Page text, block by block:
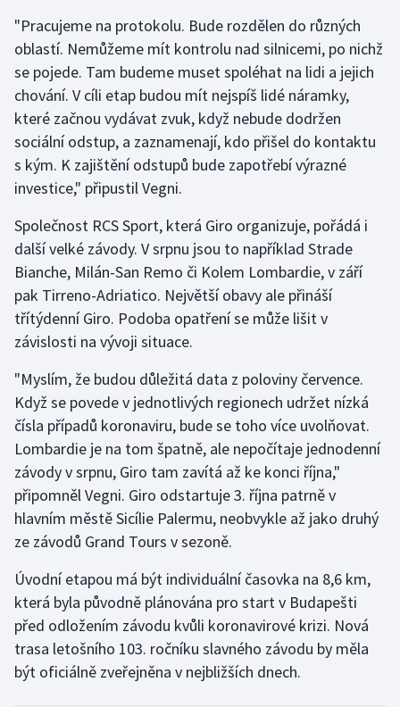
Motorsport
Olympijské hry
Parasport
Plavání
Plážový volejbal
Ragby
Rychlobruslení
Rychlostní kanoistika
Short track
Sportovní střelba
Stolní tenis
Triatlon
Veslování
Vodní slalom
Volejbal
Ostatní
"Pracujeme na protokolu. Bude rozdělen do různých
oblastí. Nemůžeme mít kontrolu nad silnicemi, po nichž
se pojede. Tam budeme muset spoléhat na lidi a jejich
chování. V cíli etap budou mít nejspíš lidé náramky,
které začnou vydávat zvuk, když nebude dodržen
sociální odstup, a zaznamenají, kdo přišel do kontaktu
s kým. K zajištění odstupů bude zapotřebí výrazné
investice," připustil Vegni.
Společnost RCS Sport, která Giro organizuje, pořádá i
další velké závody. V srpnu jsou to například Strade
Bianche, Milán-San Remo či Kolem Lombardie, v září
pak Tirreno-Adriatico. Největší obavy ale přináší
třítýdenní Giro. Podoba opatření se může lišit v
závislosti na vývoji situace.
"Myslím, že budou důležitá data z poloviny července.
Když se povede v jednotlivých regionech udržet nízká
čísla případů koronaviru, bude se toho více uvolňovat.
Lombardie je na tom špatně, ale nepočítaje jednodenní
závody v srpnu, Giro tam zavítá až ke konci října,"
připomněl Vegni. Giro odstartuje 3. října patrně v
hlavním městě Sicílie Palermu, neobvykle až jako druhý
ze závodů Grand Tours v sezoně.
Úvodní etapou má být individuální časovka na 8,6 km,
která byla původně plánována pro start v Budapešti
před odložením závodu kvůli koronavirové krizi. Nová
trasa letošního 103. ročníku slavného závodu by měla
být oficiálně zveřejněna v nejbližších dnech.